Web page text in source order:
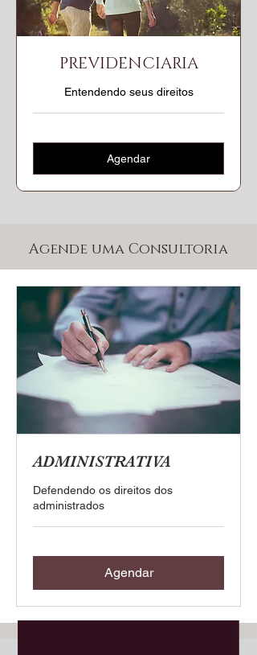
PREVIDENCIARIA
Entendendo seus direitos
Agendar
Agende uma Consultoria
ADMINISTRATIVA
Defendendo os direitos dos
administrados
Agendar